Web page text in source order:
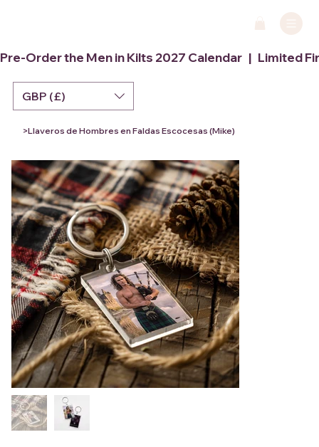
Pre-Order the Men in Kilts 2027 Calendar   |   Limited
GBP (£)
>Llaveros de Hombres en Faldas Escocesas (Mike)